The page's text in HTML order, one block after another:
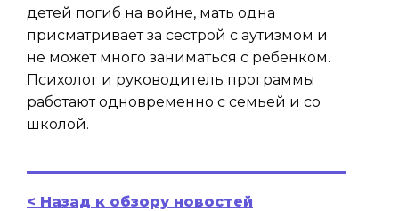
детей погиб на войне, мать одна
присматривает за сестрой с аутизмом и
не может много заниматься с ребенком.
Психолог и руководитель программы
работают одновременно с семьей и со
школой.
< Назад к обзору новостей